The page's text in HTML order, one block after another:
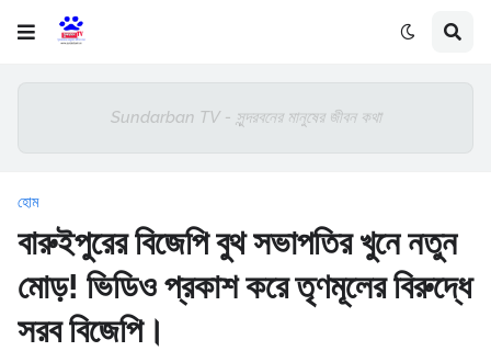
Sundarban TV - সুন্দরবনের মানুষের জীবন কথা
হোম
বারুইপুরের বিজেপি বুথ সভাপতির খুনে নতুন
মোড়! ভিডিও প্রকাশ করে তৃণমূলের বিরুদ্ধে
সরব বিজেপি।